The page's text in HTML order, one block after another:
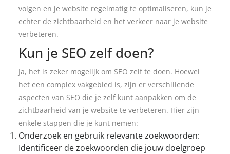
volgen en je website regelmatig te optimaliseren, kun je
echter de zichtbaarheid en het verkeer naar je website
verbeteren.
Kun je SEO zelf doen?
Ja, het is zeker mogelijk om SEO zelf te doen. Hoewel
het een complex vakgebied is, zijn er verschillende
aspecten van SEO die je zelf kunt aanpakken om de
zichtbaarheid van je website te verbeteren. Hier zijn
enkele stappen die je kunt nemen:
Onderzoek en gebruik relevante zoekwoorden:
Identificeer de zoekwoorden die jouw doelgroep